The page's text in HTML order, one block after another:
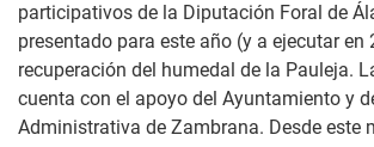
participativos de la Diputación Foral de
presentado para este año (y a ejecutar en
recuperación del humedal de la Pauleja.
cuenta con el apoyo del Ayuntamiento y
Administrativa de Zambrana. Desde este